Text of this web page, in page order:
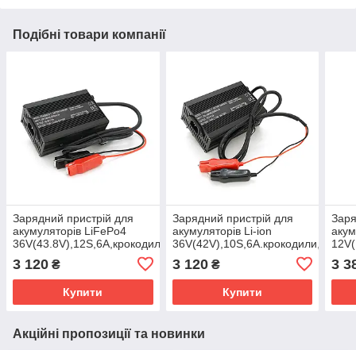
Подібні товари компанії
Зарядний пристрій для
акумуляторів LiFePo4
36V(43.8V),12S,6A,крокодили,135x90x50mm
3 120 ₴
Купити
Зарядний пристрій для
акумуляторів Li-ion
3 120₴
Купити
3
Акційні пропозиції та новинки